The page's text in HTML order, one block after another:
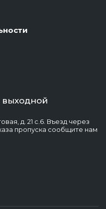
выходной
д. 21 с.6. Въезд через
пропуска сообщите нам